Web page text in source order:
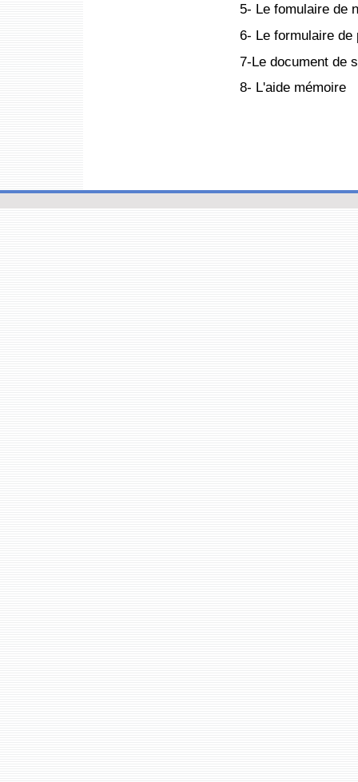
5- Le fomulaire de
6- Le formulaire de
7-Le document de
8- L'aide mémoire